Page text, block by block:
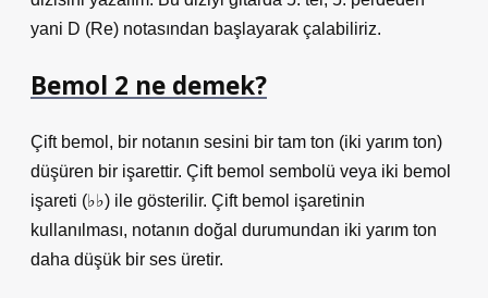
yani D (Re) notasından başlayarak çalabiliriz.
Bemol 2 ne demek?
Çift bemol, bir notanın sesini bir tam ton (iki yarım ton)
düşüren bir işarettir. Çift bemol sembolü veya iki bemol
işareti (♭♭) ile gösterilir. Çift bemol işaretinin
kullanılması, notanın doğal durumundan iki yarım ton
daha düşük bir ses üretir.